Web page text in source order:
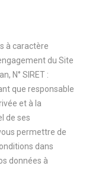
à caractère
du Site
N° SIRET :
que responsable
et à la
de ses
permettre de
dans
données à